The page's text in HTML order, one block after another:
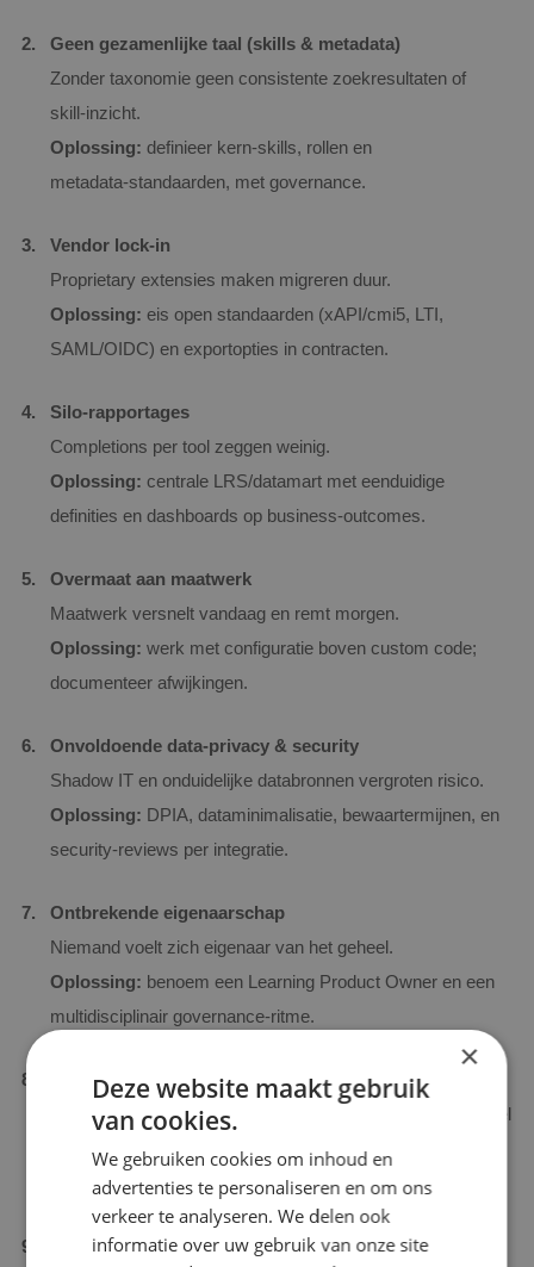
Geen gezamenlijke taal (skills & metadata)
Zonder taxonomie geen consistente zoekresultaten of
skill‑inzicht.
Oplossing: definieer kern‑skills, rollen en
metadata‑standaarden, met governance.
Vendor lock‑in
Proprietary extensies maken migreren duur.
Oplossing: eis open standaarden (xAPI/cmi5, LTI,
SAML/OIDC) en exportopties in contracten.
Silo‑rapportages
Completions per tool zeggen weinig.
Oplossing: centrale LRS/datamart met eenduidige
definities en dashboards op business‑outcomes.
Overmaat aan maatwerk
Maatwerk versnelt vandaag en remt morgen.
Oplossing: werk met configuratie boven custom code;
documenteer afwijkingen.
Onvoldoende data‑privacy & security
Shadow IT en onduidelijke databronnen vergroten risico.
Oplossing: DPIA, dataminimalisatie, bewaartermijnen, en
security‑reviews per integratie.
Ontbrekende eigenaarschap
Niemand voelt zich eigenaar van het geheel.
Oplossing: benoem een Learning Product Owner en een
multidisciplinair governance‑ritme.
Adoptie pas aan het eind
“Als we bouwen, komen ze wel” werkt niet.
stel
persona’s, journeys en nudges centraal; test in pilots en
ontwerp change‑communicatie.
Slechte content‑hygiëne
×
Deze website maakt gebruik
van cookies.
We gebruiken cookies om inhoud en
advertenties te personaliseren en om ons
verkeer te analyseren. We delen ook
informatie over uw gebruik van onze site